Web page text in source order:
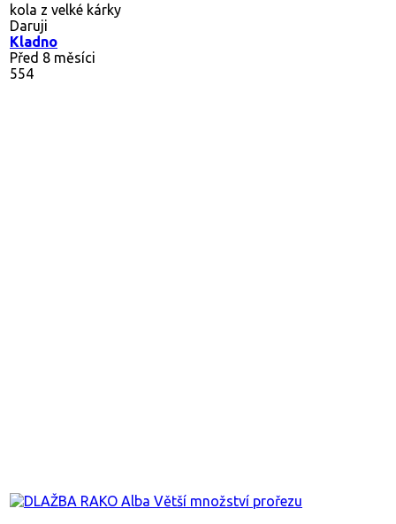
kola z velké kárky
Daruji
Kladno
Před 8 měsíci
554